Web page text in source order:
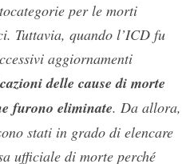
per le morti
Tuttavia, quando l’ICD fu
aggiornamenti
delle cause di morte
furono eliminate. Da allora,
stati in grado di elencare
ufficiale di morte perché